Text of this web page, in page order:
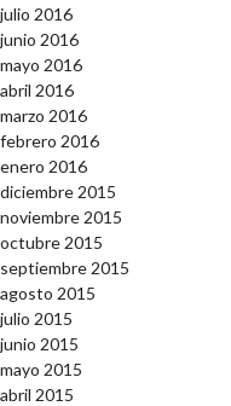
julio 2016
junio 2016
mayo 2016
abril 2016
marzo 2016
febrero 2016
enero 2016
diciembre 2015
noviembre 2015
octubre 2015
septiembre 2015
agosto 2015
julio 2015
junio 2015
mayo 2015
abril 2015